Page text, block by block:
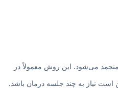
منجمد می‌شود. این روش معمولاً در
نیاز به چند جلسه درمان باشد.